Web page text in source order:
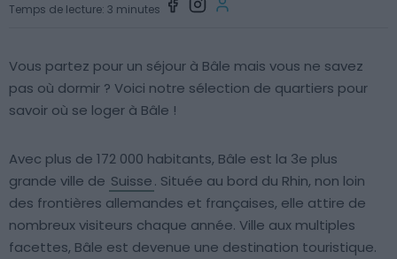
Temps de lecture: 3 minutes
Vous partez pour un séjour à Bâle mais vous ne savez
pas où dormir ? Voici notre sélection de quartiers pour
savoir où se loger à Bâle !
Avec plus de 172 000 habitants, Bâle est la 3e plus
grande ville de Suisse. Située au bord du Rhin, non loin
des frontières allemandes et françaises, elle attire de
nombreux visiteurs chaque année. Ville aux multiples
facettes, Bâle est devenue une destination touristique.